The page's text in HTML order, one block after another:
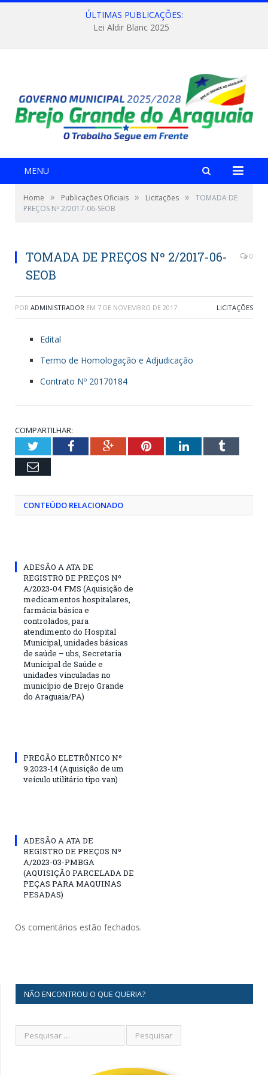
ÚLTIMAS PUBLICAÇÕES:
Lei Aldir Blanc 2025
MENU
Home » Publicações Oficiais » Licitações »
TOMADA DE
PREÇOS Nº 2/2017-06-SEOB
TOMADA DE PREÇOS Nº 2/2017-06-
SEOB
0
POR ADMINISTRADOR EM 7 DE NOVEMBRO DE 2017 LICITAÇÕES
Edital
Termo de Homologação e Adjudicação
Contrato Nº 20170184
COMPARTILHAR:
TwitterFacebookGoogle+PinterestLinkedInTumblr
Email
CONTEÚDO RELACIONADO
ADESÃO A ATA DE
REGISTRO DE PREÇOS Nº
A/2023-04 FMS (Aquisição de
medicamentos hospitalares,
farmácia básica e
controlados, para
atendimento do Hospital
Municipal, unidades básicas
de saúde – ubs, Secretaria
Municipal de Saúde e
unidades vinculadas no
município de Brejo Grande
do Araguaia/PA)
PREGÃO ELETRÔNICO Nº
9.2023-14 (Aquisição de um
veículo utilitário tipo van)
ADESÃO A ATA DE
REGISTRO DE PREÇOS Nº
A/2023-03-PMBGA
(AQUISIÇÃO PARCELADA DE
PEÇAS PARA MAQUINAS
PESADAS)
Os comentários estão fechados.
NÃO ENCONTROU O QUE QUERIA?